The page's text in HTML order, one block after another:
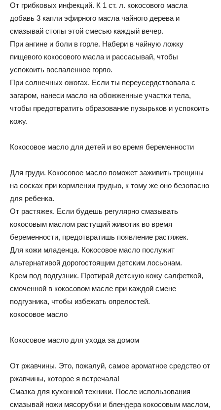
От грибковых инфекций. К 1 ст. л. кокосового масла
добавь 3 капли эфирного масла чайного дерева и
смазывай стопы этой смесью каждый вечер.
При ангине и боли в горле. Набери в чайную ложку
пищевого кокосового масла и рассасывай, чтобы
успокоить воспаленное горло.
При солнечных ожогах. Если ты переусердствовала с
загаром, нанеси масло на обожженные участки тела,
чтобы предотвратить образование пузырьков и успокоить
кожу.
Кокосовое масло для детей и во время беременности
Для груди. Кокосовое масло поможет заживить трещины
на сосках при кормлении грудью, к тому же оно безопасно
для ребенка.
От растяжек. Если будешь регулярно смазывать
кокосовым маслом растущий животик во время
беременности, предотвратишь появление растяжек.
Для кожи младенца. Кокосовое масло послужит
альтернативой дорогостоящим детским лосьонам.
Крем под подгузник. Протирай детскую кожу салфеткой,
смоченной в кокосовом масле при каждой смене
подгузника, чтобы избежать опрелостей.
кокосовое масло
Кокосовое масло для ухода за домом
От ржавчины. Это, пожалуй, самое ароматное средство от
ржавчины, которое я встречала!
Смазка для кухонной техники. После использования
смазывай ножи мясорубки и блендера кокосовым маслом,